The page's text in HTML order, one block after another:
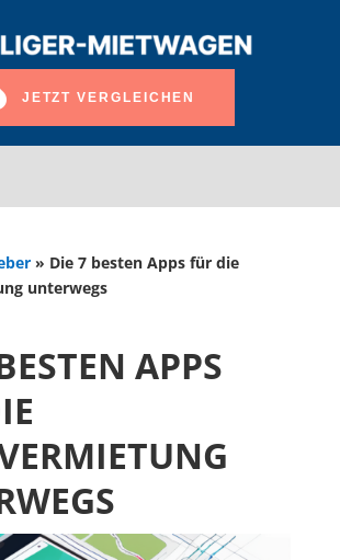
JETZT VERGLEICHEN
» Die 7 besten Apps für die
unterwegs
APPS